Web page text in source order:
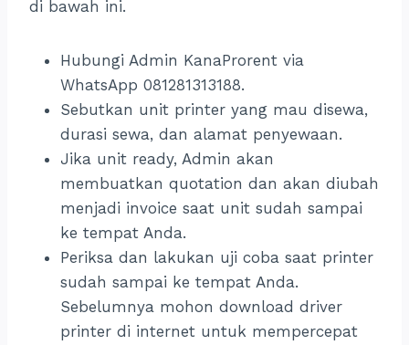
di bawah ini.
Hubungi Admin KanaProrent via
WhatsApp 081281313188.
Sebutkan unit printer yang mau disewa,
durasi sewa, dan alamat penyewaan.
Jika unit ready, Admin akan
membuatkan quotation dan akan diubah
menjadi invoice saat unit sudah sampai
ke tempat Anda.
Periksa dan lakukan uji coba saat printer
sudah sampai ke tempat Anda.
Sebelumnya mohon download driver
printer di internet untuk mempercepat